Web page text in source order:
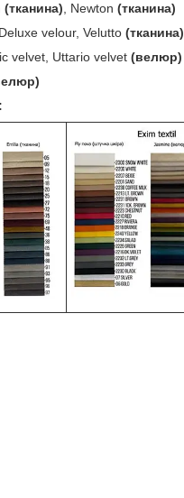
(тканина), Newton (тканина)
velour, Velutto (тканина)
velvet, Uttario velvet (велюр)